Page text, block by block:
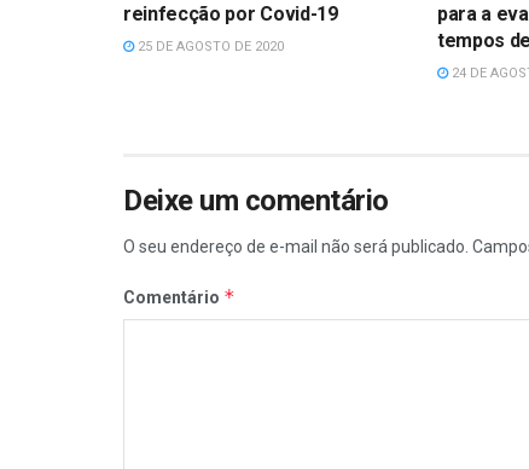
reinfecção por Covid-19
25 DE AGOSTO DE 2020
para a
tempos
24 DE
Deixe um comentário
O seu endereço de e-mail não será publicado.
Comentário *